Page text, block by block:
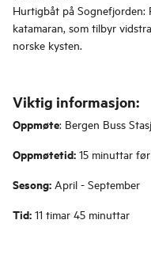
Hurtigbåt på Sognefjorden:
katamaran, som tilbyr
norske kysten.
Viktig informasjon:
Oppmøte: Bergen Buss
Oppmøtetid: 15 minuttar
Sesong: April - September
Tid: 11 timar 45 minuttar